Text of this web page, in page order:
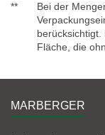
**
Bei der
Fläche, die
MARBERGER